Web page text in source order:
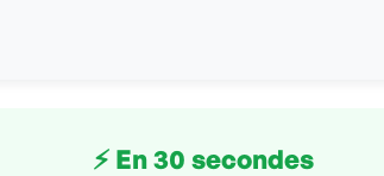
⚡ En 30 secondes